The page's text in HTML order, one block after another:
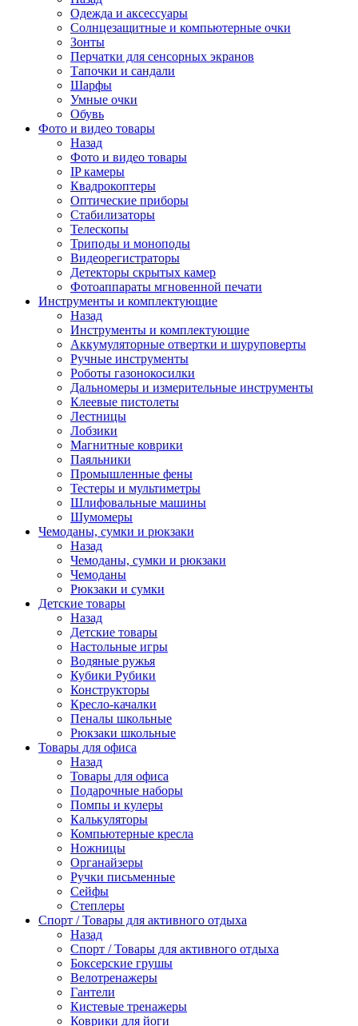
Одежда и аксессуары
Солнцезащитные и компьютерные очки
Зонты
Перчатки для сенсорных экранов
Тапочки и сандали
Шарфы
Умные очки
Обувь
Фото и видео товары
Назад
Фото и видео товары
IP камеры
Квадрокоптеры
Оптические приборы
Стабилизаторы
Телескопы
Триподы и моноподы
Видеорегистраторы
Детекторы скрытых камер
Фотоаппараты мгновенной печати
Инструменты и комплектующие
Назад
Инструменты и комплектующие
Аккумуляторные отвертки и шуруповерты
Ручные инструменты
Роботы газонокосилки
Дальномеры и измерительные инструменты
Клеевые пистолеты
Лестницы
Лобзики
Магнитные коврики
Паяльники
Промышленные фены
Тестеры и мультиметры
Шлифовальные машины
Шумомеры
Чемоданы, сумки и рюкзаки
Назад
Чемоданы, сумки и рюкзаки
Чемоданы
Рюкзаки и сумки
Детские товары
Назад
Детские товары
Настольные игры
Водяные ружья
Кубики Рубики
Конструкторы
Кресло-качалки
Пеналы школьные
Рюкзаки школьные
Товары для офиса
Назад
Товары для офиса
Подарочные наборы
Помпы и кулеры
Калькуляторы
Компьютерные кресла
Ножницы
Органайзеры
Ручки письменные
Сейфы
Степлеры
Спорт / Товары для активного отдыха
Назад
Спорт / Товары для активного отдыха
Боксерские грушы
Велотренажеры
Гантели
Кистевые тренажеры
Коврики для йоги